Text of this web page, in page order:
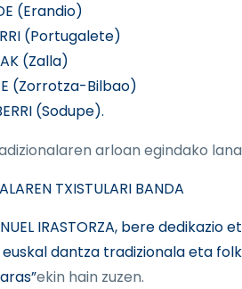
(Erandio)
(Portugalete)
(Zalla)
(Zorrotza-Bilbao)
(Sodupe).
arloan egindako
TXISTULARI BANDA
IRASTORZA, bere dedikazio
dantza tradizionala eta
ekin hain zuzen.